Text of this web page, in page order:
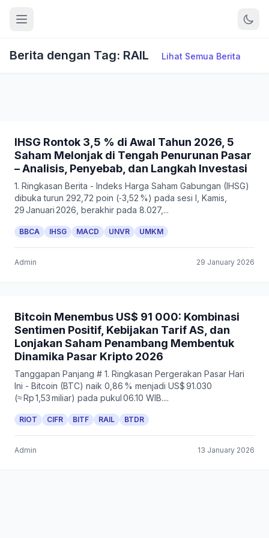
Berita dengan Tag: RAIL Lihat Semua Berita
IHSG Rontok 3,5 % di Awal Tahun 2026, 5
Saham Melonjak di Tengah Penurunan Pasar
– Analisis, Penyebab, dan Langkah Investasi
1. Ringkasan Berita - Indeks Harga Saham Gabungan (IHSG)
dibuka turun 292,72 poin (‑3,52 %) pada sesi I, Kamis,
29 Januari 2026, berakhir pada 8.027,...
BBCA IHSG MACD UNVR UMKM
Admin 29 January 2026
Bitcoin Menembus US$ 91 000: Kombinasi
Sentimen Positif, Kebijakan Tarif AS, dan
Lonjakan Saham Penambang Membentuk
Dinamika Pasar Kripto 2026
Tanggapan Panjang # 1. Ringkasan Pergerakan Pasar Hari
Ini - Bitcoin (BTC) naik 0,86 % menjadi US$ 91.030
(≈ Rp 1,53 miliar) pada pukul 06.10 WIB....
RIOT CIFR BITF RAIL BTDR
Admin 13 January 2026